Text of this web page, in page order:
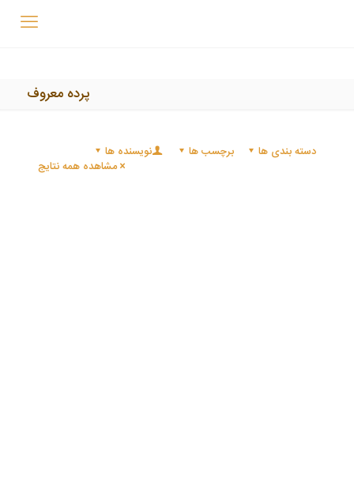
پرده معروف
دسته بندی ها برچسب ها
نویسنده ها
مشاهده همه نتایج